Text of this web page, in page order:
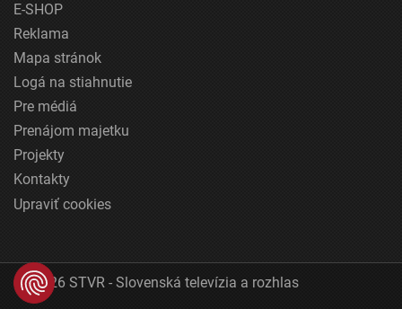
E-SHOP
Reklama
Mapa stránok
Logá na stiahnutie
Pre médiá
Prenájom majetku
Projekty
Kontakty
Upraviť cookies
© 2026 STVR - Slovenská televízia a rozhlas